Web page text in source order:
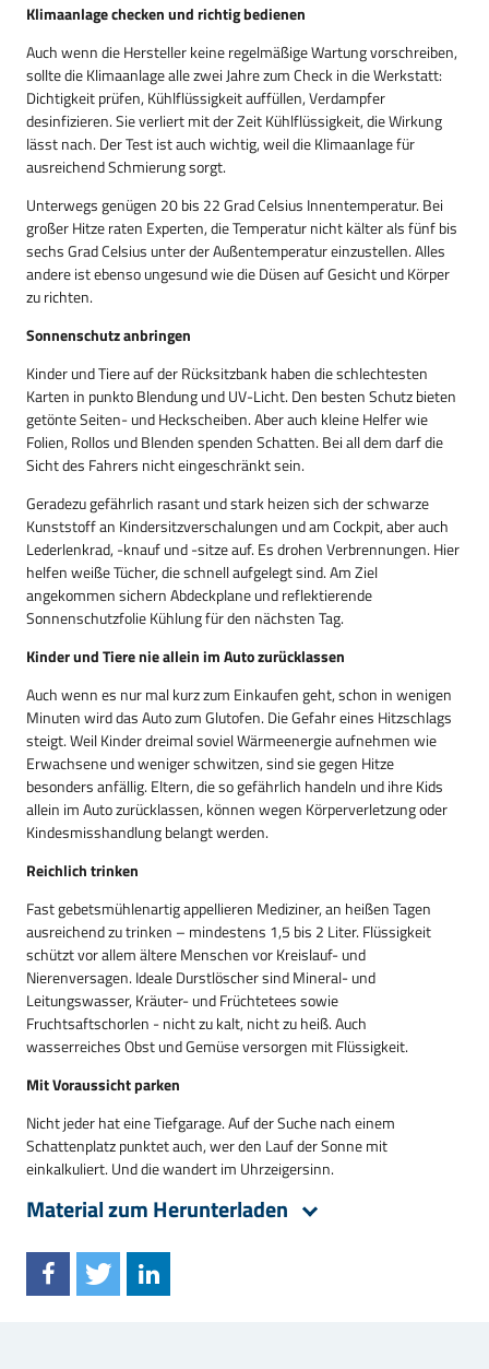
Klimaanlage checken und richtig bedienen
Auch wenn die Hersteller keine regelmäßige Wartung vorschreiben,
sollte die Klimaanlage alle zwei Jahre zum Check in die Werkstatt:
Dichtigkeit prüfen, Kühlflüssigkeit auffüllen, Verdampfer
desinfizieren. Sie verliert mit der Zeit Kühlflüssigkeit, die Wirkung
lässt nach. Der Test ist auch wichtig, weil die Klimaanlage für
ausreichend Schmierung sorgt.
Unterwegs genügen 20 bis 22 Grad Celsius Innentemperatur. Bei
großer Hitze raten Experten, die Temperatur nicht kälter als fünf bis
sechs Grad Celsius unter der Außentemperatur einzustellen. Alles
andere ist ebenso ungesund wie die Düsen auf Gesicht und Körper
zu richten.
Sonnenschutz anbringen
Kinder und Tiere auf der Rücksitzbank haben die schlechtesten
Karten in punkto Blendung und UV-Licht. Den besten Schutz bieten
getönte Seiten- und Heckscheiben. Aber auch kleine Helfer wie
Folien, Rollos und Blenden spenden Schatten. Bei all dem darf die
Sicht des Fahrers nicht eingeschränkt sein.
Geradezu gefährlich rasant und stark heizen sich der schwarze
Kunststoff an Kindersitzverschalungen und am Cockpit, aber auch
Lederlenkrad, -knauf und -sitze auf. Es drohen Verbrennungen. Hier
helfen weiße Tücher, die schnell aufgelegt sind. Am Ziel
angekommen sichern Abdeckplane und reflektierende
Sonnenschutzfolie Kühlung für den nächsten Tag.
Kinder und Tiere nie allein im Auto zurücklassen
Auch wenn es nur mal kurz zum Einkaufen geht, schon in wenigen
Minuten wird das Auto zum Glutofen. Die Gefahr eines Hitzschlags
steigt. Weil Kinder dreimal soviel Wärmeenergie aufnehmen wie
Erwachsene und weniger schwitzen, sind sie gegen Hitze
besonders anfällig. Eltern, die so gefährlich handeln und ihre Kids
allein im Auto zurücklassen, können wegen Körperverletzung oder
Kindesmisshandlung belangt werden.
Reichlich trinken
Fast gebetsmühlenartig appellieren Mediziner, an heißen Tagen
ausreichend zu trinken – mindestens 1,5 bis 2 Liter. Flüssigkeit
schützt vor allem ältere Menschen vor Kreislauf- und
Nierenversagen. Ideale Durstlöscher sind Mineral- und
Leitungswasser, Kräuter- und Früchtetees sowie
Fruchtsaftschorlen - nicht zu kalt, nicht zu heiß. Auch
wasserreiches Obst und Gemüse versorgen mit Flüssigkeit.
Mit Voraussicht parken
Nicht jeder hat eine Tiefgarage. Auf der Suche nach einem
Schattenplatz punktet auch, wer den Lauf der Sonne mit
einkalkuliert. Und die wandert im Uhrzeigersinn.
Material zum Herunterladen